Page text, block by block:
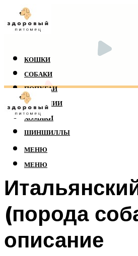
КОШКИ
СОБАКИ
ПОПУГАИ
РЕПТИЛИИ
ХОМЯКИ
ШИНШИЛЛЫ
МЕНЮ
МЕНЮ
(порода
описание